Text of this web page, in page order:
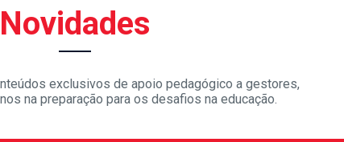
Novidades
exclusivos de apoio pedagógico a gestores,
na preparação para os desafios na educação.